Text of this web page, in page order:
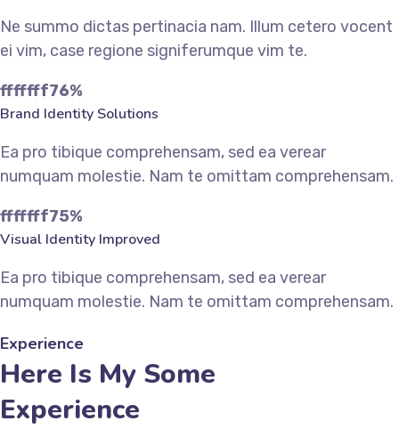
Ne summo dictas pertinacia nam. Illum cetero vocent
ei vim, case regione signiferumque vim te.
fffffff76%
Brand Identity Solutions
Ea pro tibique comprehensam, sed ea verear
numquam molestie. Nam te omittam comprehensam.
fffffff75%
Visual Identity Improved
Ea pro tibique comprehensam, sed ea verear
numquam molestie. Nam te omittam comprehensam.
Experience
Here Is My Some
Experience